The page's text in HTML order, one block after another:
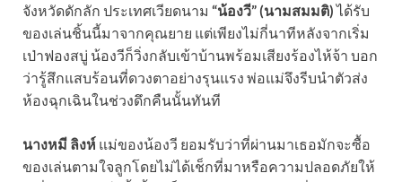
จังหวัดดักลัก ประเทศเวียดนาม “น้องวี” (นามสมมติ)ได้รับ
ของเล่นชิ้นนี้มาจากคุณยาย แต่เพียงไม่กี่นาทีหลังจากเริ่ม
เป่าฟองสบู่ น้องวีก็วิ่งกลับเข้าบ้านพร้อมเสียงร้องไห้จ้า บอก
ว่ารู้สึกแสบร้อนที่ดวงตาอย่างรุนแรง พ่อแม่จึงรีบนำตัวส่ง
ห้องฉุกเฉินในช่วงดึกคืนนั้นทันที
นางหมี ลิงห์ แม่ของน้องวี ยอมรับว่าที่ผ่านมาเธอมักจะซื้อ
ของเล่นตามใจลูกโดยไม่ได้เช็กที่มาหรือความปลอดภัยให้